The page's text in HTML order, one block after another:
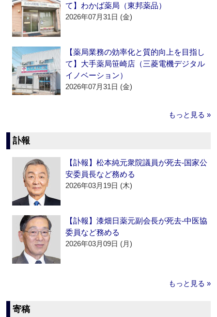
て】わかば薬局（東邦薬品）
2026年07月31日 (金)
【薬局業務の効率化と質的向上を目指し
て】大手薬局笹崎店（三菱電機デジタル
イノベーション）
2026年07月31日 (金)
もっと見る »
訃報
【訃報】松本純元衆院議員が死去‐国家公
安委員長など務める
2026年03月19日 (木)
【訃報】漆畑日薬元副会長が死去‐中医協
委員など務める
2026年03月09日 (月)
もっと見る »
寄稿